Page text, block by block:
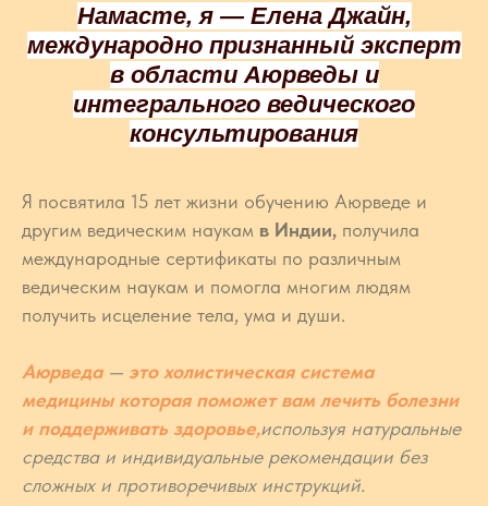
Намасте, я — Елена Джайн,
международно признанный эксперт
в области Аюрведы и
интегрального ведического
консультирования
Я посвятила 15 лет жизни обучению Аюрведе и
другим ведическим наукам в Индии, получила
международные сертификаты по различным
ведическим наукам и помогла многим людям
получить исцеление тела, ума и души.
Аюрведа— это холистическая система
медицины которая поможет вам лечить болезни
и поддерживать здоровье,используя натуральные
средства и индивидуальные рекомендации без
сложных и противоречивых инструкций.